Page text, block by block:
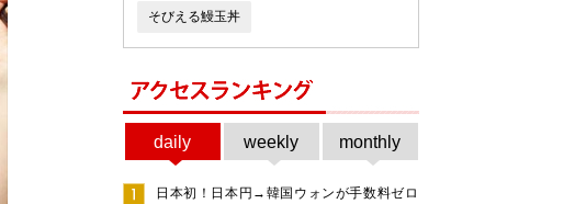
そびえる鰻玉丼
daily weekly monthly
日本初！日本円→韓国ウォンが手数料ゼロ